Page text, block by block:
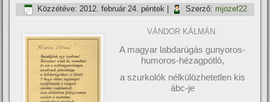
Közzétéve: 2012. február 24. péntek Szerző: mjozef22
VÁNDOR KÁLMÁN:
A magyar labdarúgás gunyoros-
humoros-hézagpótló,
a szurkolók nélkülözhetetlen kis
ábc-je